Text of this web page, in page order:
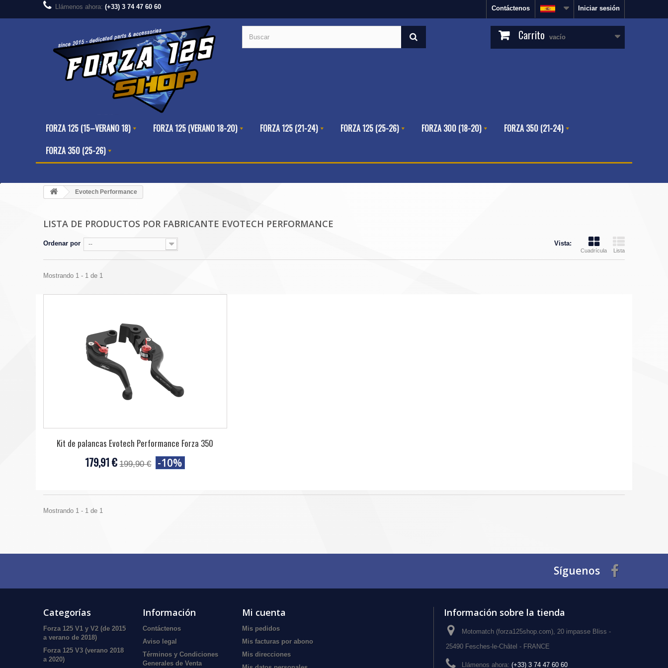
Iniciar sesión
Contáctenos
Llámenos ahora: (+33) 3 74 47 60 60
Carrito vacío
FORZA 125 (15–VERANO 18) FORZA 125 (VERANO 18-20) FORZA 125 (21-24) FORZA 125 (25-26) FORZA 300 (18-20)
FORZA 350 (21-24)
FORZA 350 (25-26)
Evotech Performance
LISTA DE PRODUCTOS POR FABRICANTE EVOTECH PERFORMANCE
Vista:
Cuadrícula Lista
Ordenar por --
Mostrando 1 - 1 de 1
Kit de palancas Evotech Performance Forza 350
179,91 € 199,90 € -10%
Mostrando 1 - 1 de 1
Síguenos
Categorías
Forza 125 V1 y V2 (de 2015
a verano de 2018)
Forza 125 V3 (verano 2018
a 2020)
Información
Contáctenos
Aviso legal
Términos y Condiciones
Generales de Venta
Mi cuenta
Mis pedidos
Mis facturas por abono
Mis direcciones
Información sobre la tienda
Motomatch (forza125shop.com), 20 impasse Bliss -
25490 Fesches-le-Châtel - FRANCE
Llámenos ahora: (+33) 3 74 47 60 60